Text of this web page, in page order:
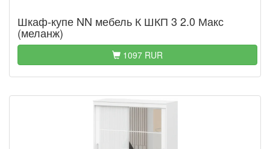
Шкаф-купе NN мебель К ШКП 3 2.0 Макс
(меланж)
1097 RUR